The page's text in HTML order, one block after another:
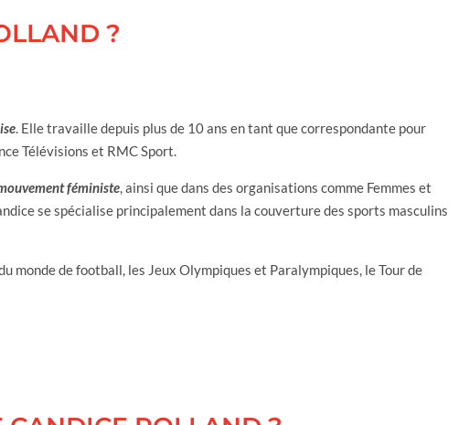
?
. Elle travaille depuis plus de 10 ans en tant que correspondante pour
Télévisions et RMC Sport.
féministe, ainsi que dans des organisations comme Femmes et
se spécialise principalement dans la couverture des sports masculins
monde de football, les Jeux Olympiques et Paralympiques, le Tour de